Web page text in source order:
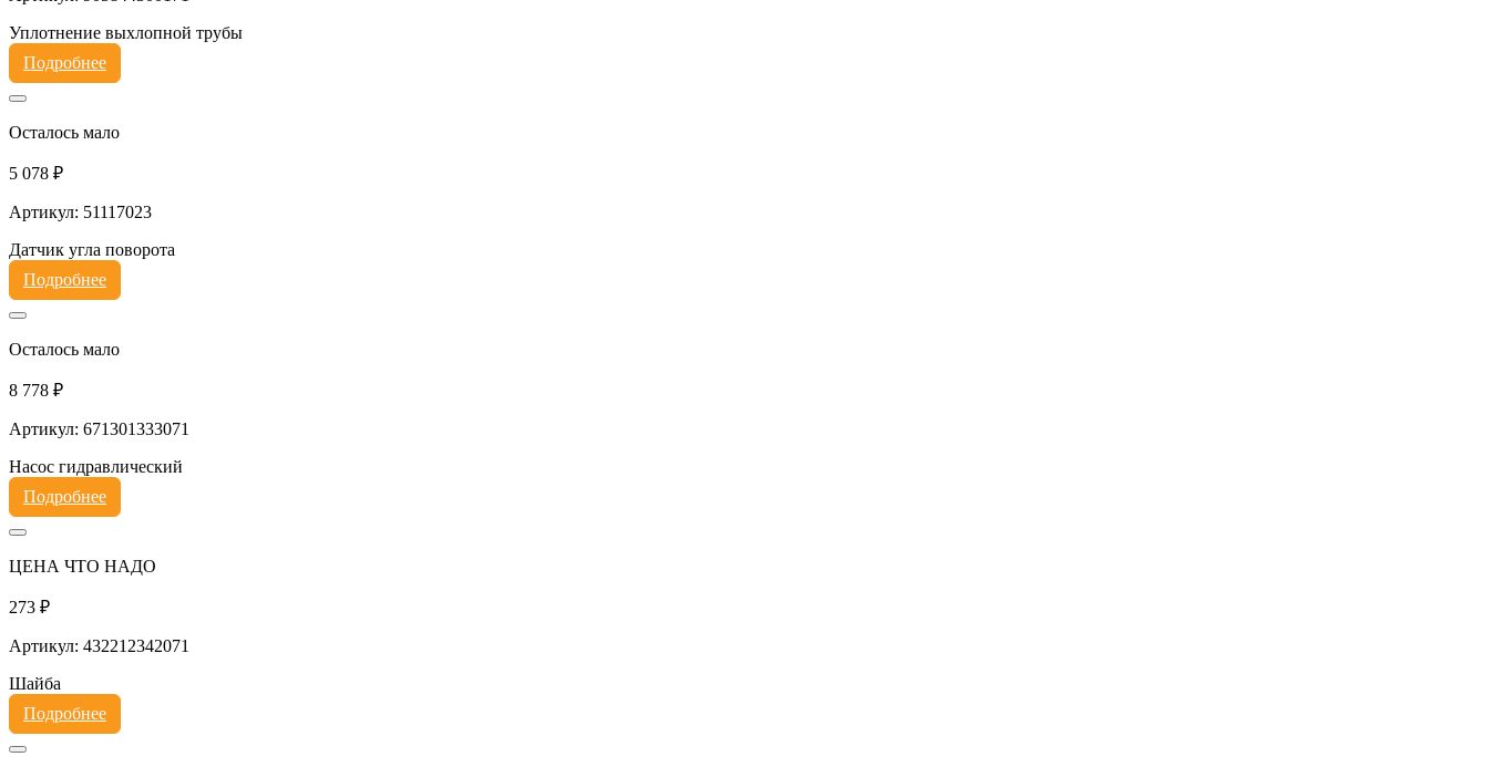
Уплотнение выхлопной трубы
Подробнее
Осталось мало
5 078 ₽
Артикул: 51117023
Датчик угла поворота
Подробнее
Осталось мало
8 778 ₽
Артикул: 671301333071
Насос гидравлический
Подробнее
ЦЕНА ЧТО НАДО
273 ₽
Артикул: 432212342071
Шайба
Подробнее